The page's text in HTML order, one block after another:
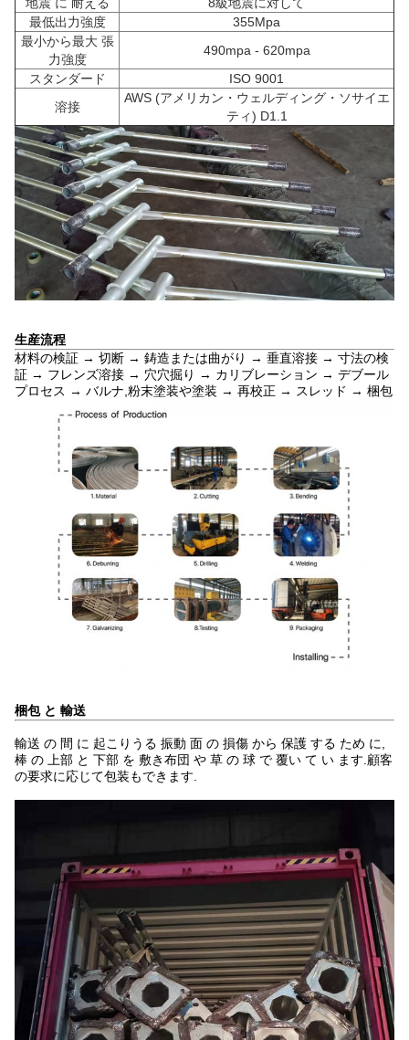
最低出力強度
355Mpa
最小から最大 張
力強度
490mpa - 620mpa
スタンダード
ISO 9001
溶接
AWS (アメリカン・ウェルディング・ソサイエ
ティ) D1.1
生産流程
材料の検証 → 切断 → 鋳造または曲がり → 垂直溶接 → 寸法の検
証 → フレンズ溶接 → 穴穴掘り → カリブレーション → デブール
プロセス → バルナ,粉末塗装や塗装 → 再校正 → スレッド → 梱包
梱包 と 輸送
輸送 の 間 に 起こりうる 振動 面 の 損傷 から 保護 する ため に,
棒 の 上部 と 下部 を 敷き布団 や 草 の 球 で 覆い て い ます.顧客
の要求に応じて包装もできます.